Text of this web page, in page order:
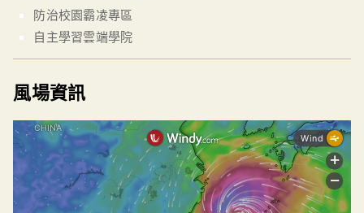
防治校園霸凌專區
自主學習雲端學院
風場資訊